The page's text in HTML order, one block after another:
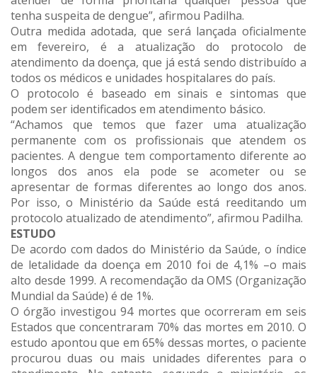
tenha suspeita de dengue”, afirmou Padilha.
Outra medida adotada, que será lançada oficialmente
em fevereiro, é a atualização do protocolo de
atendimento da doença, que já está sendo distribuído a
todos os médicos e unidades hospitalares do país.
O protocolo é baseado em sinais e sintomas que
podem ser identificados em atendimento básico.
“Achamos que temos que fazer uma atualização
permanente com os profissionais que atendem os
pacientes. A dengue tem comportamento diferente ao
longos dos anos ela pode se acometer ou se
apresentar de formas diferentes ao longo dos anos.
Por isso, o Ministério da Saúde está reeditando um
protocolo atualizado de atendimento”, afirmou Padilha.
ESTUDO
De acordo com dados do Ministério da Saúde, o índice
de letalidade da doença em 2010 foi de 4,1% –o mais
alto desde 1999. A recomendação da OMS (Organização
Mundial da Saúde) é de 1%.
O órgão investigou 94 mortes que ocorreram em seis
Estados que concentraram 70% das mortes em 2010. O
estudo apontou que em 65% dessas mortes, o paciente
procurou duas ou mais unidades diferentes para o